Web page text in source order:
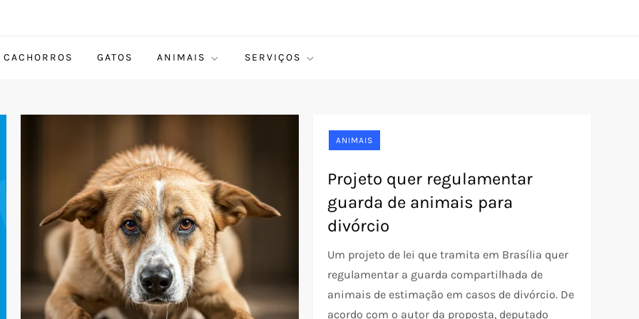
CACHORROS GATOS ANIMAIS SERVIÇOS
ANIMAIS
Projeto quer regulamentar
guarda de animais para
divórcio
Um projeto de lei que tramita em Brasília quer
regulamentar a guarda compartilhada de
animais de estimação em casos de divórcio. De
acordo com o autor da proposta, deputado